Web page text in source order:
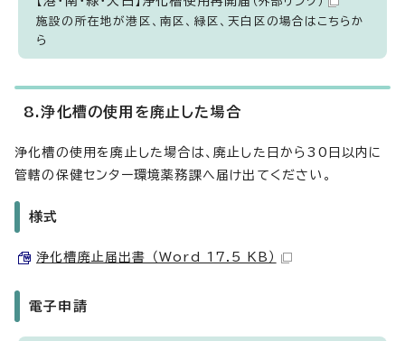
施設の所在地が港区、南区、緑区、天白区の場合はこちらか
ら
8.浄化槽の使用を廃止した場合
浄化槽の使用を廃止した場合は、廃止した日から30日以内に
管轄の保健センター環境薬務課へ届け出てください。
様式
浄化槽廃止届出書 （Word 17.5 KB）
電子申請